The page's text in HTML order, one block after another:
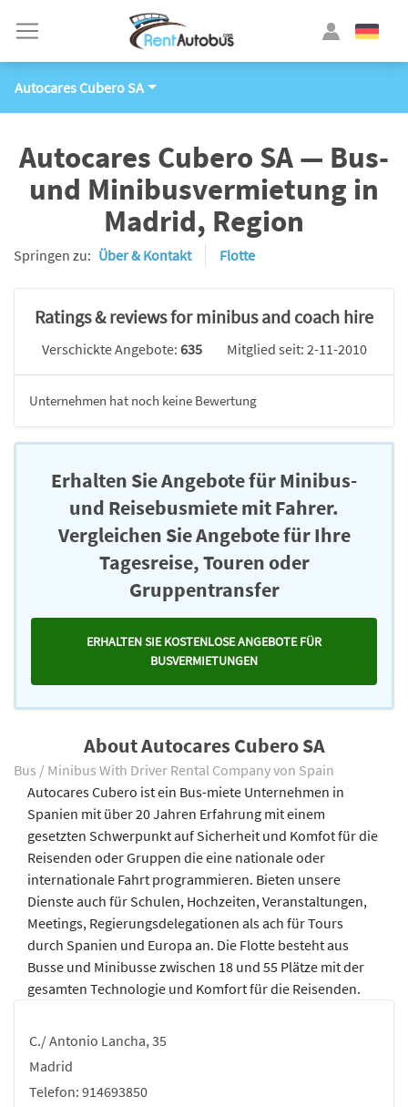
Autocares Cubero SA
Autocares Cubero SA — Bus-
und Minibusvermietung in
Madrid, Region
Springen zu: Über & Kontakt Flotte
Ratings & reviews for minibus and coach hire
Verschickte Angebote: 635 Mitglied seit: 2-11-2010
Unternehmen hat noch keine Bewertung
Erhalten Sie Angebote für Minibus-
und Reisebusmiete mit Fahrer.
Vergleichen Sie Angebote für Ihre
Tagesreise, Touren oder
Gruppentransfer
ERHALTEN SIE KOSTENLOSE ANGEBOTE FÜR
BUSVERMIETUNGEN
About Autocares Cubero SA
Bus / Minibus With Driver Rental Company von Spain
C./ Antonio Lancha, 35
Madrid
Telefon: 914693850
Autocares Cubero ist ein Bus-miete Unternehmen in
Spanien mit über 20 Jahren Erfahrung mit einem
gesetzten Schwerpunkt auf Sicherheit und Komfot für die
Reisenden oder Gruppen die eine nationale oder
internationale Fahrt programmieren. Bieten unsere
Dienste auch für Schulen, Hochzeiten, Veranstaltungen,
Meetings, Regierungsdelegationen als ach für Tours
durch Spanien und Europa an. Die Flotte besteht aus
Busse und Minibusse zwischen 18 und 55 Plätze mit der
gesamten Technologie und Komfort für die Reisenden.